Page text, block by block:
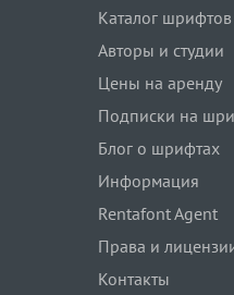
Каталог шрифтов
Авторы и студии
Цены на аренду
Подписки на
Блог о шрифтах
Информация
Rentafont Agent
Права и
Контакты